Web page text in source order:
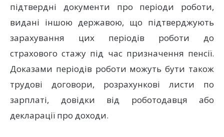
підтвердні документи про періоди роботи,
видані іншою державою, що підтверджують
зарахування цих періодів роботи до
страхового стажу під час призначення пенсії.
Доказами періодів роботи можуть бути також
трудові договори, розрахункові листи по
зарплаті, довідки від роботодавця або
декларації про доходи.